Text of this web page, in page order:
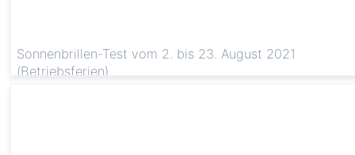
Sonnenbrillen-Test vom 2. bis 23. August 2021
(Betriebsferien)